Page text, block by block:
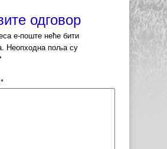
одговор
е-поште неће бити
Неопходна поља су
*